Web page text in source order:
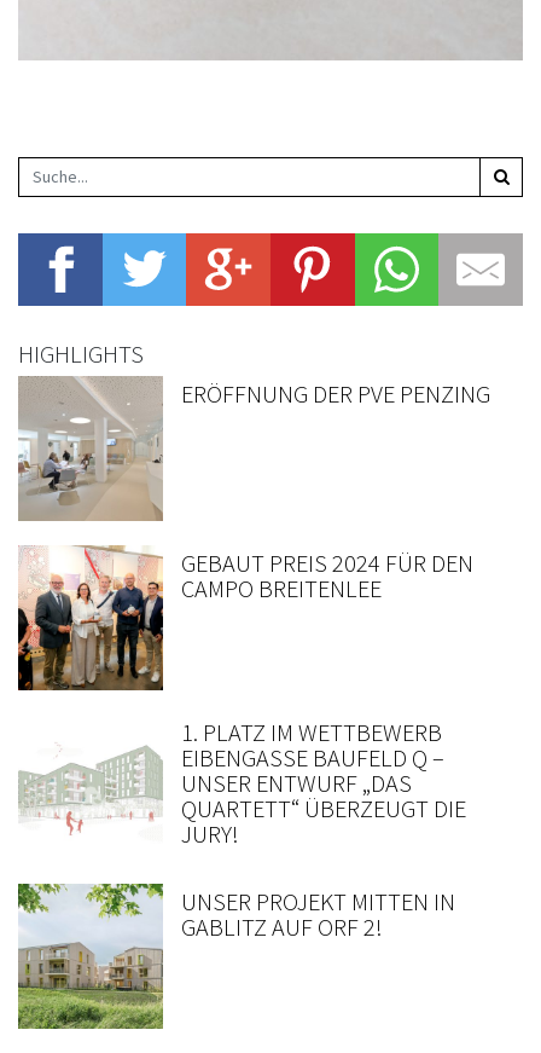
HIGHLIGHTS
ERÖFFNUNG DER PVE PENZING
GEBAUT PREIS 2024 FÜR DEN
CAMPO BREITENLEE
1. PLATZ IM WETTBEWERB
EIBENGASSE BAUFELD Q –
UNSER ENTWURF „DAS
QUARTETT“ ÜBERZEUGT DIE
JURY!
UNSER PROJEKT MITTEN IN
GABLITZ AUF ORF 2!